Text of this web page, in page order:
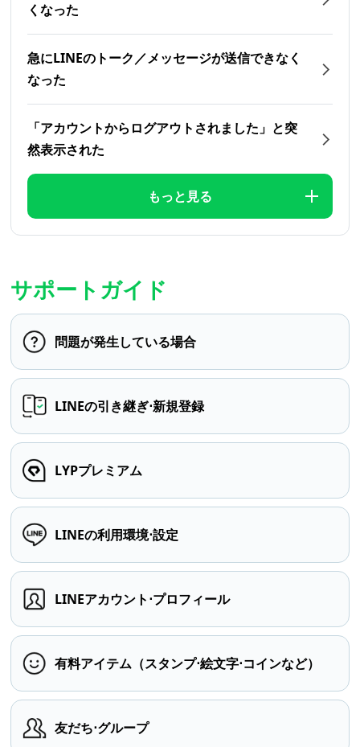
くなった
急にLINEのトーク／メッセージが送信できなく
なった
「アカウントからログアウトされました」と突
然表示された
もっと見る
サポートガイド
問題が発生している場合
LINEの引き継ぎ⋅新規登録
LYPプレミアム
LINEの利用環境⋅設定
LINEアカウント⋅プロフィール
有料アイテム（スタンプ⋅絵文字⋅コインなど）
友だち⋅グループ